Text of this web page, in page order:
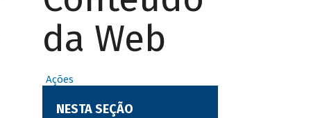
da Web
Ações
NESTA SEÇÃO